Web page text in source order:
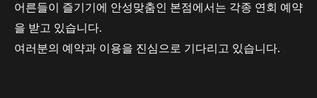
어른들이 즐기기에 안성맞춤인 본점에서는 각종 연회 예약
을 받고 있습니다.
여러분의 예약과 이용을 진심으로 기다리고 있습니다.